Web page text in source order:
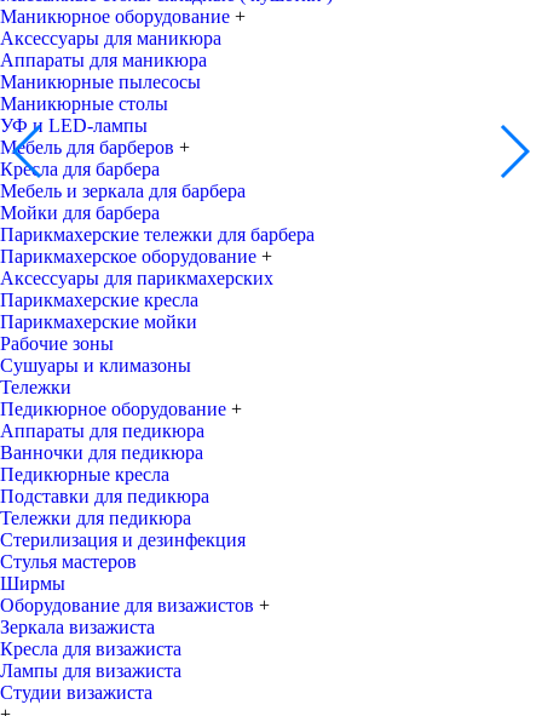
Маникюрное оборудование +
Аксессуары для маникюра
Аппараты для маникюра
Маникюрные пылесосы
Маникюрные столы
УФ и LED-лампы
Мебель для барберов +
Кресла для барбера
Мебель и зеркала для барбера
Мойки для барбера
Парикмахерские тележки для барбера
Парикмахерское оборудование +
Аксессуары для парикмахерских
Парикмахерские кресла
Парикмахерские мойки
Рабочие зоны
Сушуары и климазоны
Тележки
Педикюрное оборудование +
Аппараты для педикюра
Ванночки для педикюра
Педикюрные кресла
Подставки для педикюра
Тележки для педикюра
Стерилизация и дезинфекция
Стулья мастеров
Ширмы
Оборудование для визажистов +
Зеркала визажиста
Кресла для визажиста
Лампы для визажиста
Студии визажиста